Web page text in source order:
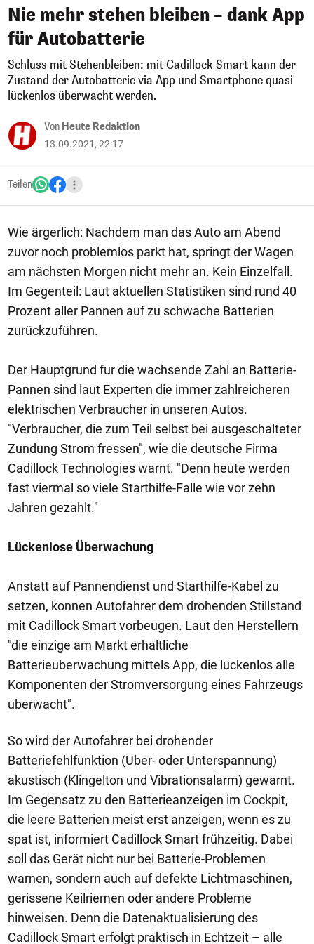
Nie mehr stehen bleiben – dank App
für Autobatterie
Schluss mit Stehenbleiben: mit Cadillock Smart kann der
Zustand der Autobatterie via App und Smartphone quasi
lückenlos überwacht werden.
Von Heute Redaktion
13.09.2021, 22:17
Teilen
Wie ärgerlich: Nachdem man das Auto am Abend
zuvor noch problemlos parkt hat, springt der Wagen
am nächsten Morgen nicht mehr an. Kein Einzelfall.
Im Gegenteil: Laut aktuellen Statistiken sind rund 40
Prozent aller Pannen auf zu schwache Batterien
zurückzuführen.
Der Hauptgrund fur die wachsende Zahl an Batterie-
Pannen sind laut Experten die immer zahlreicheren
elektrischen Verbraucher in unseren Autos.
"Verbraucher, die zum Teil selbst bei ausgeschalteter
Zundung Strom fressen", wie die deutsche Firma
Cadillock Technologies warnt. "Denn heute werden
fast viermal so viele Starthilfe-Falle wie vor zehn
Jahren gezahlt."
Lückenlose Überwachung
Anstatt auf Pannendienst und Starthilfe-Kabel zu
setzen, konnen Autofahrer dem drohenden Stillstand
mit Cadillock Smart vorbeugen. Laut den Herstellern
"die einzige am Markt erhaltliche
Batterieuberwachung mittels App, die luckenlos alle
Komponenten der Stromversorgung eines Fahrzeugs
uberwacht".
So wird der Autofahrer bei drohender
Batteriefehlfunktion (Uber- oder Unterspannung)
akustisch (Klingelton und Vibrationsalarm) gewarnt.
Im Gegensatz zu den Batterieanzeigen im Cockpit,
die leere Batterien meist erst anzeigen, wenn es zu
spat ist, informiert Cadillock Smart frühzeitig. Dabei
soll das Gerät nicht nur bei Batterie-Problemen
warnen, sondern auch auf defekte Lichtmaschinen,
gerissene Keilriemen oder andere Probleme
hinweisen. Denn die Datenaktualisierung des
Cadillock Smart erfolgt praktisch in Echtzeit – alle